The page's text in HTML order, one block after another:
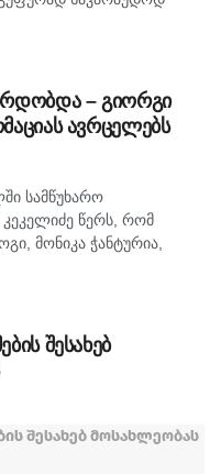
ყოფილა – ამ
ჯერ-ჯერობით
ინფორმაცია არ
– გიორგი
ავრცელებს
სამწუხარო
წერს, რომ
მონიკა ჭანტურია,
განსაკუთრებული
მგონებია, რომ აქ,
შესახებ